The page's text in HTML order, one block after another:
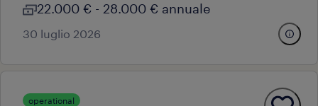
22.000 € - 28.000 € annuale
30 luglio 2026
operational